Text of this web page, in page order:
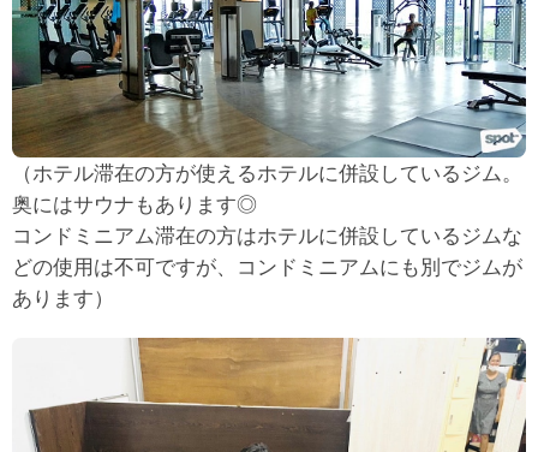
（ホテル滞在の方が使えるホテルに併設しているジム。
奥にはサウナもあります◎
コンドミニアム滞在の方はホテルに併設しているジムな
どの使用は不可ですが、コンドミニアムにも別でジムが
あります）